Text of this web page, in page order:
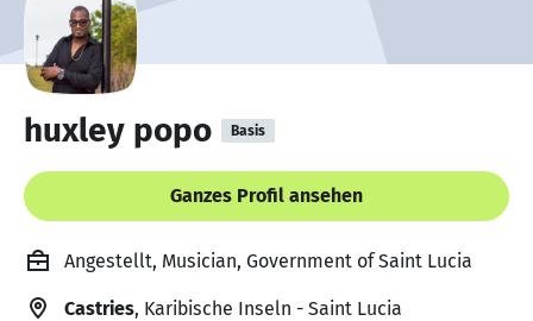
huxley popo Basis
Ganzes Profil ansehen
Angestellt, Musician, Government of Saint Lucia
Castries, Karibische Inseln - Saint Lucia